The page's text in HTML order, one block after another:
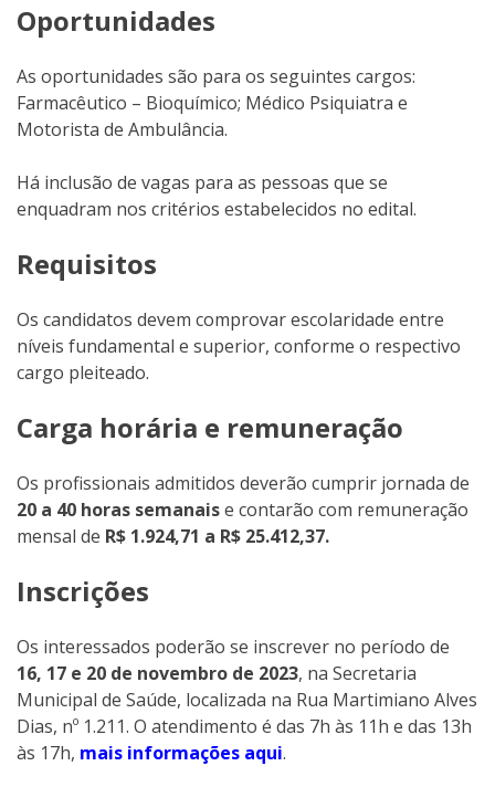
Oportunidades
As oportunidades são para os seguintes cargos:
Farmacêutico – Bioquímico; Médico Psiquiatra e
Motorista de Ambulância.
Há inclusão de vagas para as pessoas que se
enquadram nos critérios estabelecidos no edital.
Requisitos
Os candidatos devem comprovar escolaridade entre
níveis fundamental e superior, conforme o respectivo
cargo pleiteado.
Carga horária e remuneração
Os profissionais admitidos deverão cumprir jornada de
20 a 40 horas semanaise contarão com remuneração
mensal de R$ 1.924,71 a R$ 25.412,37.
Inscrições
Os interessados poderão se inscrever no período de
16, 17 e 20 de novembro de 2023, na Secretaria
Municipal de Saúde, localizada na Rua Martimiano Alves
Dias, nº 1.211. O atendimento é das 7h às 11h e das 13h
às 17h, mais informações aqui.